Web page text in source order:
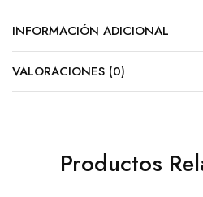
INFORMACIÓN ADICIONAL
VALORACIONES (0)
Productos